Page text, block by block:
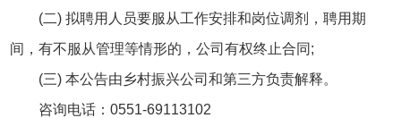
(二) 拟聘用人员要服从工作安排和岗位调剂，聘用期
间，有不服从管理等情形的，公司有权终止合同;
(三) 本公告由乡村振兴公司和第三方负责解释。
咨询电话：0551-69113102